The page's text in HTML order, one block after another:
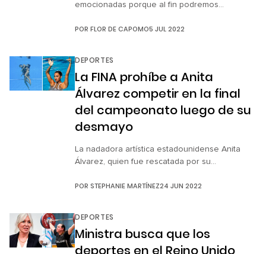
emocionadas porque al fin podremos
de los casos, viajar. Admitimos que una ida a la
POR FLOR DE CAPOMO5 JUL 2022
DEPORTES
La FINA prohíbe a Anita
Álvarez competir en la final
del campeonato luego de su
desmayo
La nadadora artística estadounidense Anita
Álvarez, quien fue rescatada por su
de desmayarse en su rutina en solitario, no
Federación Internacional de Natación […]
POR STEPHANIE MARTÍNEZ24 JUN 2022
DEPORTES
Ministra busca que los